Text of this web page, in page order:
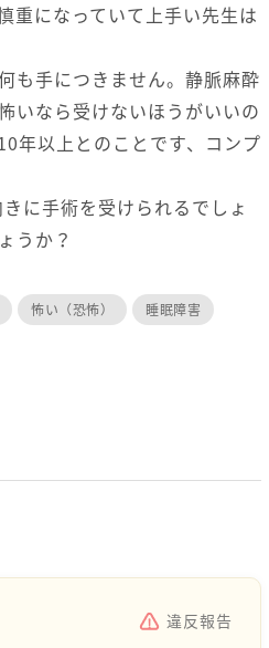
重になっていて上手い先生は
も手につきません。静脈麻酔
いなら受けないほうがいいの
年以上とのことです、コンプ
に手術を受けられるでしょ
うか？
怖い（恐怖） 睡眠障害
違反報告